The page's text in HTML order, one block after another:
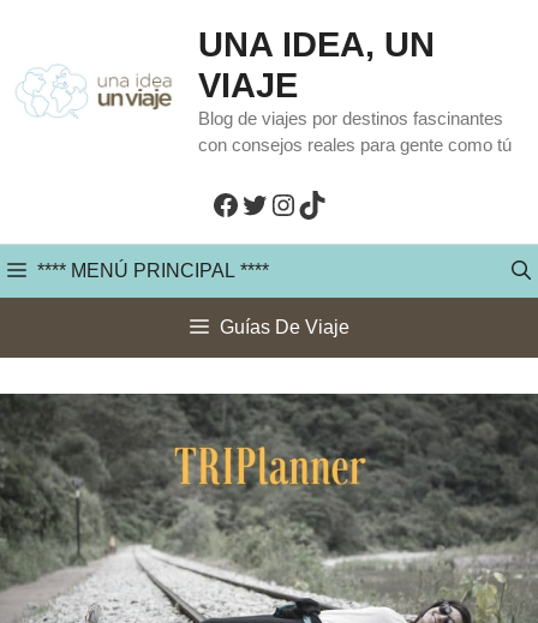
contenido
UNA IDEA, UN
VIAJE
Blog de viajes por destinos fascinantes
con consejos reales para gente como tú
Facebook
Twitter
Instagram
TikTok
**** MENÚ PRINCIPAL ****
Guías De Viaje